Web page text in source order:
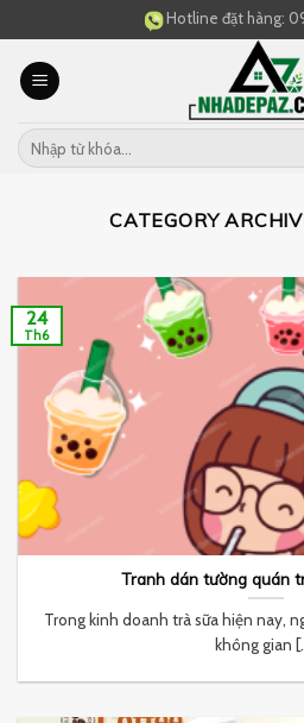
to
content
Hotline đặt hàng:
CATEGORY
Tranh dán tường quán
Trong kinh doanh trà sữa hiện nay,
không gian
24
Th6